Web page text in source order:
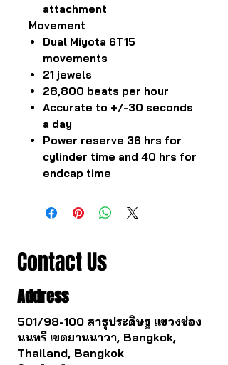
attachment
Movement
Dual Miyota 6T15
movements
21 jewels
28,800 beats per hour
Accurate to +/-30 seconds
a day
Power reserve 36 hrs for
cylinder time and 40 hrs for
endcap time
Contact Us
Address
501/98-100 สาธุประดิษฐ แขวงช่อง
นนทรี เขตยานนาวา, Bangkok,
Thailand, Bangkok